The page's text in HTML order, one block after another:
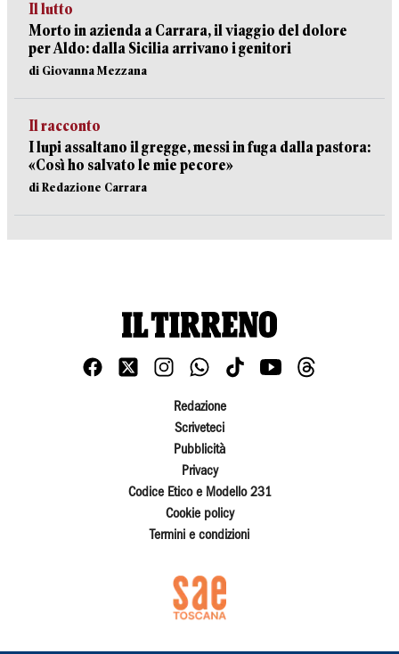
Il lutto
Morto in azienda a Carrara, il viaggio del dolore
per Aldo: dalla Sicilia arrivano i genitori
di Giovanna Mezzana
Il racconto
I lupi assaltano il gregge, messi in fuga dalla pastora:
«Così ho salvato le mie pecore»
di Redazione Carrara
Redazione
Scriveteci
Pubblicità
Privacy
Codice Etico e Modello 231
Cookie policy
Termini e condizioni